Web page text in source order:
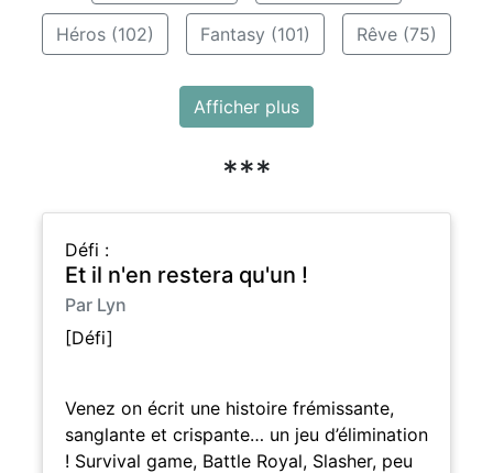
Héros (102) Fantasy (101) Rêve (75)
Afficher plus
***
Défi :
Et il n'en restera qu'un !
Par Lyn
[Défi]
Venez on écrit une histoire frémissante,
sanglante et crispante… un jeu d’élimination
! Survival game, Battle Royal, Slasher, peu